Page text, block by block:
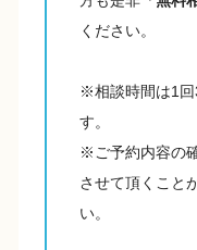
ください。
※相談時間は1回
す。
※ご予約内容の
させて頂くこと
い。